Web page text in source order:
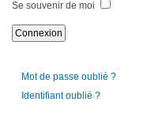
Se souvenir de moi
Mot de passe oublié ?
Identifiant oublié ?